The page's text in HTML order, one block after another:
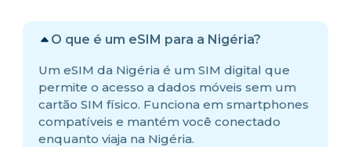
O que é um eSIM para a Nigéria?
Um eSIM da Nigéria é um SIM digital que
permite o acesso a dados móveis sem um
cartão SIM físico. Funciona em smartphones
compatíveis e mantém você conectado
enquanto viaja na Nigéria.